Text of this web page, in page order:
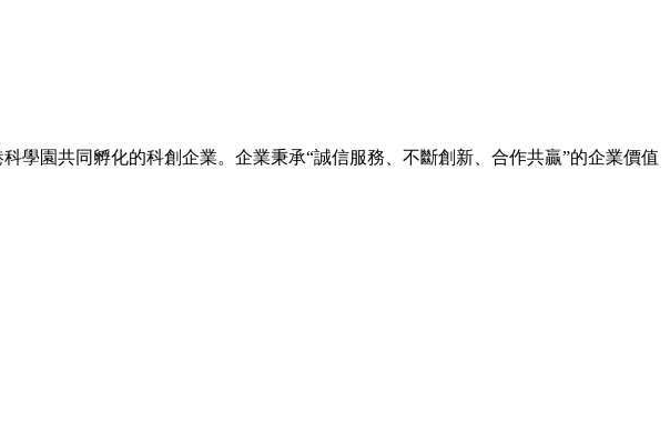
學園共同孵化的科創企業。企業秉承“誠信服務、不斷創新、合作共贏”的企業價值